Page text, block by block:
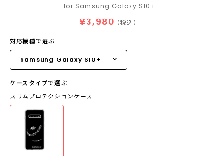
for Samsung Galaxy S10+
¥3,980 （税込）
対応機種で選ぶ
ケースタイプで選ぶ
スリムプロテクションケース